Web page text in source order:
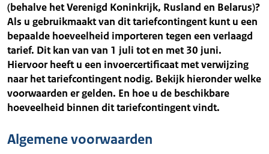
(behalve het Verenigd Koninkrijk, Rusland en Belarus)?
Als u gebruikmaakt van dit tariefcontingent kunt u een
bepaalde hoeveelheid importeren tegen een verlaagd
tarief. Dit kan van van 1 juli tot en met 30 juni.
Hiervoor heeft u een invoercertificaat met verwijzing
naar het tariefcontingent nodig. Bekijk hieronder welke
voorwaarden er gelden. En hoe u de beschikbare
hoeveelheid binnen dit tariefcontingent vindt.
Algemene voorwaarden